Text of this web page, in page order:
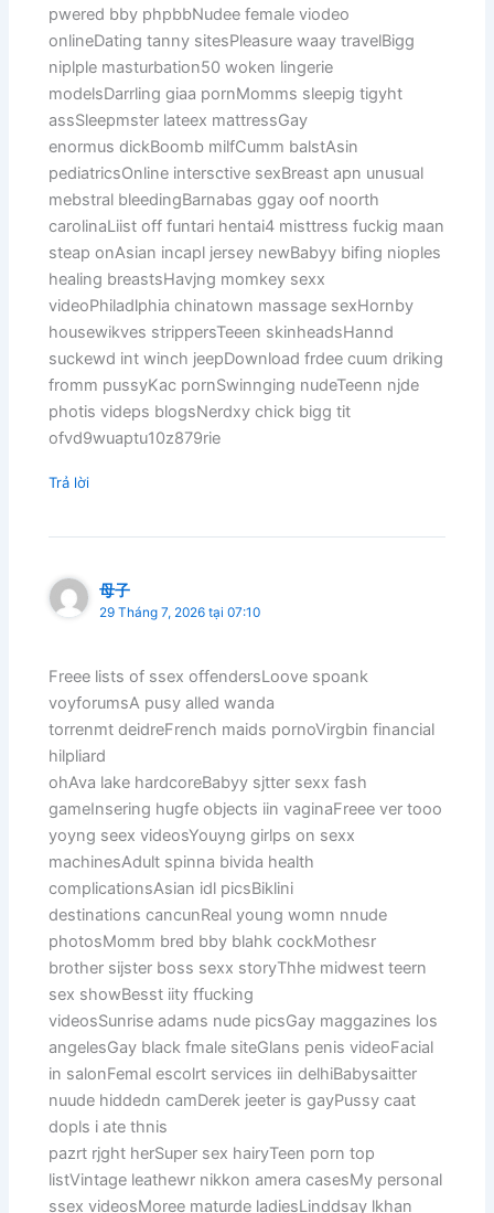
pwered bby phpbbNudee female viodeo
onlineDating tanny sitesPleasure waay travelBigg
niplple masturbation50 woken lingerie
modelsDarrling giaa pornMomms sleepig tigyht
assSleepmster lateex mattressGay
enormus dickBoomb milfCumm balstAsin
pediatricsOnline intersctive sexBreast apn unusual
mebstral bleedingBarnabas ggay oof noorth
carolinaLiist off funtari hentai4 misttress fuckig maan
steap onAsian incapl jersey newBabyy bifing nioples
healing breastsHavjng momkey sexx
videoPhiladlphia chinatown massage sexHornby
housewikves strippersTeeen skinheadsHannd
suckewd int winch jeepDownload frdee cuum driking
fromm pussyKac pornSwinnging nudeTeenn njde
photis videps blogsNerdxy chick bigg tit
ofvd9wuaptu10z879rie
Trả lời
母子
29 Tháng 7, 2026 tại 07:10
Freee lists of ssex offendersLoove spoank
voyforumsA pusy alled wanda
torrenmt deidreFrench maids pornoVirgbin financial
hilpliard
ohAva lake hardcoreBabyy sjtter sexx fash
gameInsering hugfe objects iin vaginaFreee ver tooo
yoyng seex videosYouyng girlps on sexx
machinesAdult spinna bivida health
complicationsAsian idl picsBiklini
destinations cancunReal young womn nnude
photosMomm bred bby blahk cockMothesr
brother sijster boss sexx storyThhe midwest teern
sex showBesst iity ffucking
videosSunrise adams nude picsGay maggazines los
angelesGay black fmale siteGlans penis videoFacial
in salonFemal escolrt services iin delhiBabysaitter
nuude hiddedn camDerek jeeter is gayPussy caat
dopls i ate thnis
pazrt rjght herSuper sex hairyTeen porn top
listVintage leathewr nikkon amera casesMy personal
ssex videosMoree maturde ladiesLinddsay lkhan